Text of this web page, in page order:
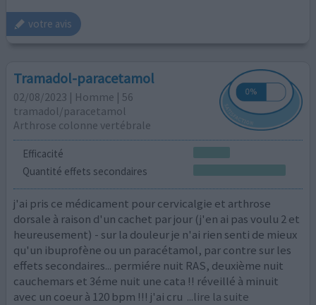
votre avis
Tramadol-paracetamol
02/08/2023 | Homme | 56
tramadol/paracetamol
Arthrose colonne vertébrale
Efficacité
Quantité effets secondaires
j'ai pris ce médicament pour cervicalgie et arthrose
dorsale à raison d'un cachet par jour (j'en ai pas voulu 2 et
heureusement) - sur la douleur je n'ai rien senti de mieux
qu'un ibuprofène ou un paracétamol, par contre sur les
effets secondaires... permiére nuit RAS, deuxième nuit
cauchemars et 3éme nuit une cata !! réveillé à minuit
avec un coeur à 120 bpm !!! j'ai cru ...lire la suite